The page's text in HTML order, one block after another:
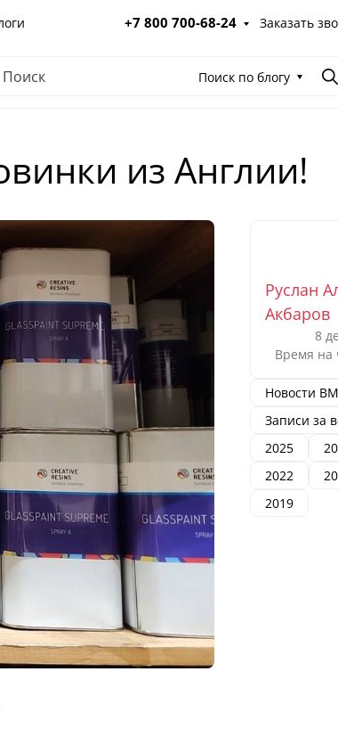
+7 800 700-68-24 Заказать
Поиск по блогу
из Англии!
Руслан
Акбаров
8
Время на
Новости ВМ
Записи за
2025
2022
2019